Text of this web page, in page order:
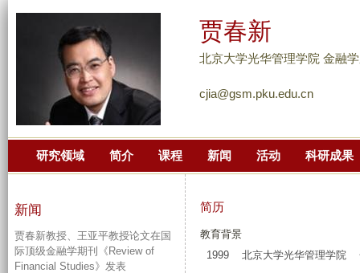
到
主
要
内
贾春新
北京大学光华管理学院 金融
cjia@gsm.pku.edu.cn
研究领域 简介 课程 新闻 活动 科研成果
简历
教育背景
1999
北京大学光华管理学院
新闻
贾春新教授、王亚平教授论文在国
际顶级金融学期刊《Review of
Financial Studies》发表